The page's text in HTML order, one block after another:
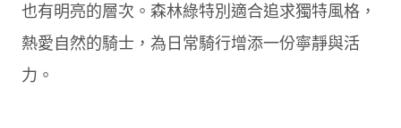
也有明亮的層次。森林綠特別適合追求獨特風格，
熱愛自然的騎士，為日常騎行增添一份寧靜與活
力。